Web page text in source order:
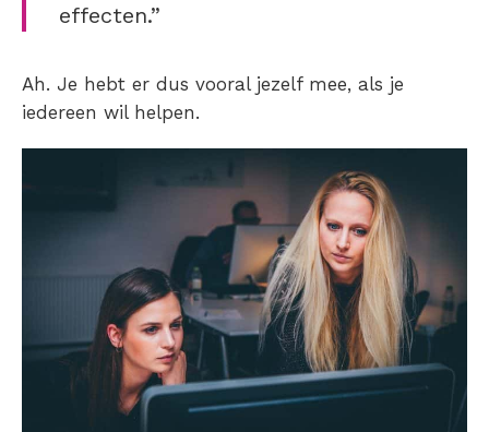
effecten.”
Ah. Je hebt er dus vooral jezelf mee, als je
iedereen wil helpen.